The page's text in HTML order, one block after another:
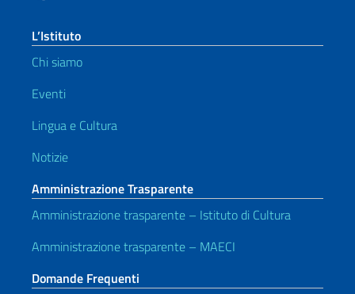
L’Istituto
Chi siamo
Eventi
Lingua e Cultura
Notizie
Amministrazione Trasparente
Amministrazione trasparente – Istituto di Cultura
Amministrazione trasparente – MAECI
Domande Frequenti